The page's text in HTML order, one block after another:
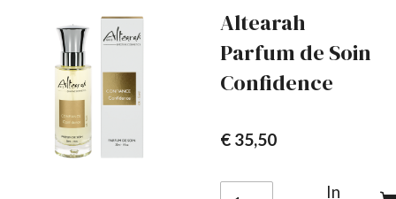
Altearah
Parfum de Soin
Confidence
€ 35,50
In